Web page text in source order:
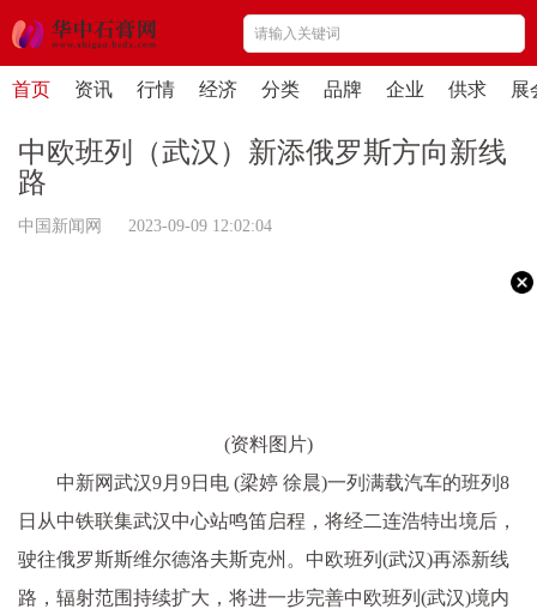
首页 资讯 行情 经济 分类 品牌 企业 供求 展
中欧班列（武汉）新添俄罗斯方向新线
路
中国新闻网 2023-09-09 12:02:04
(资料图片)
中新网武汉9月9日电 (梁婷 徐晨)一列满载汽车的班列8
日从中铁联集武汉中心站鸣笛启程，将经二连浩特出境后，
驶往俄罗斯斯维尔德洛夫斯克州。中欧班列(武汉)再添新线
路，辐射范围持续扩大，将进一步完善中欧班列(武汉)境内